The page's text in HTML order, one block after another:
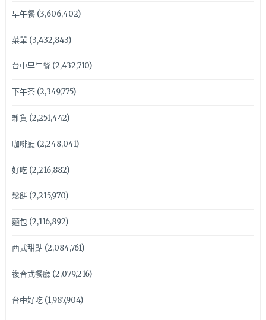
早午餐(3,606,402)
菜單(3,432,843)
台中早午餐(2,432,710)
下午茶(2,349,775)
雜貨 (2,251,442)
咖啡廳(2,248,041)
好吃(2,216,882)
鬆餅(2,215,970)
麵包(2,116,892)
西式甜點(2,084,761)
複合式餐廳(2,079,216)
台中好吃(1,987,904)